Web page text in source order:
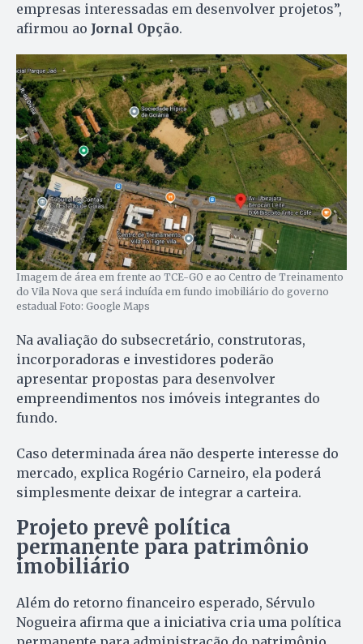
empresas interessadas em desenvolver projetos”,
afirmou ao Jornal Opção.
Imagem de área em frente ao TCE-GO e ao Centro de Treinamento
do Vila Nova que será incluída em fundo imobiliário do governo
estadual Foto: Google Maps
Na avaliação do subsecretário, construtoras,
incorporadoras e investidores poderão
apresentar propostas para desenvolver
empreendimentos nos imóveis integrantes do
fundo.
Caso determinada área não desperte interesse do
mercado, explica Rogério Carneiro, ela poderá
simplesmente deixar de integrar a carteira.
Projeto prevê política
permanente para patrimônio
imobiliário
Além do retorno financeiro esperado, Sérvulo
Nogueira afirma que a iniciativa cria uma política